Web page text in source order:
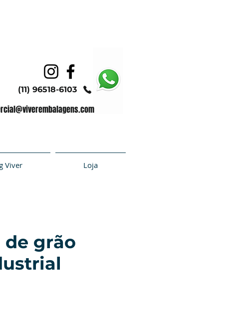
(11) 96518-6103
Viver Loja
de grão